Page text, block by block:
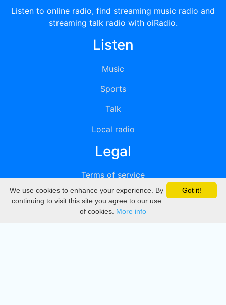
Listen to online radio, find streaming music radio and
streaming talk radio with oiRadio.
Listen
Music
Sports
Talk
Local radio
Legal
Terms of service
Privacy
DMCA
Got it!
We use cookies to enhance your experience. By
continuing to visit this site you agree to our use
of cookies. More info